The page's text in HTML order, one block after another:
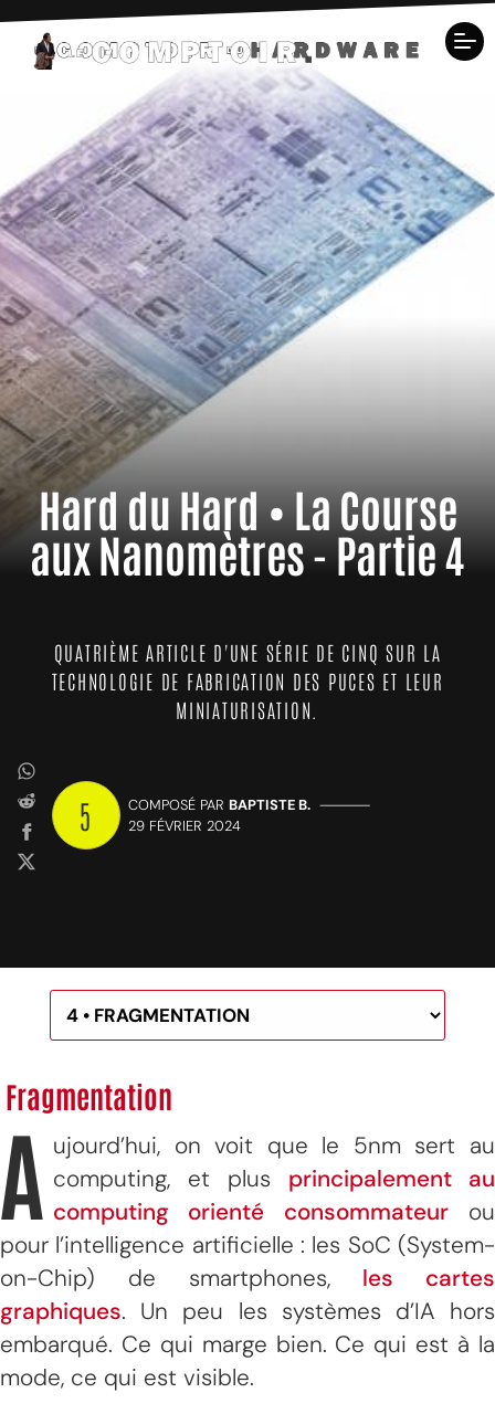
Hard du Hard • La Course
aux Nanomètres - Partie 4
QUATRIÈME ARTICLE D'UNE SÉRIE DE CINQ SUR LA
TECHNOLOGIE DE FABRICATION DES PUCES ET LEUR
MINIATURISATION.
5 COMPOSÉ PAR BAPTISTE B. —————
29 FÉVRIER 2024
Fragmentation
A ujourd’hui, on voit que le 5nm sert au
computing, et plus principalement au
computing orienté consommateurou
pour l’intelligence artificielle : les SoC (System-
on-Chip) de smartphones, les cartes
graphiques. Un peu les systèmes d’IA hors
embarqué. Ce qui marge bien. Ce qui est à la
mode, ce qui est visible.